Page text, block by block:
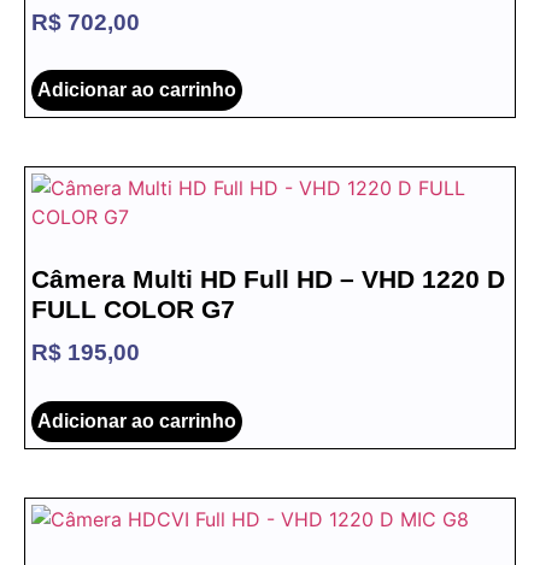
R$ 702,00
Adicionar ao carrinho
Câmera Multi HD Full HD – VHD 1220 D
FULL COLOR G7
R$ 195,00
Adicionar ao carrinho